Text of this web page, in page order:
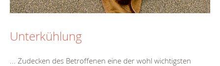
Unterkühlung
... Zudecken des Betroffenen eine der wohl wichtigsten